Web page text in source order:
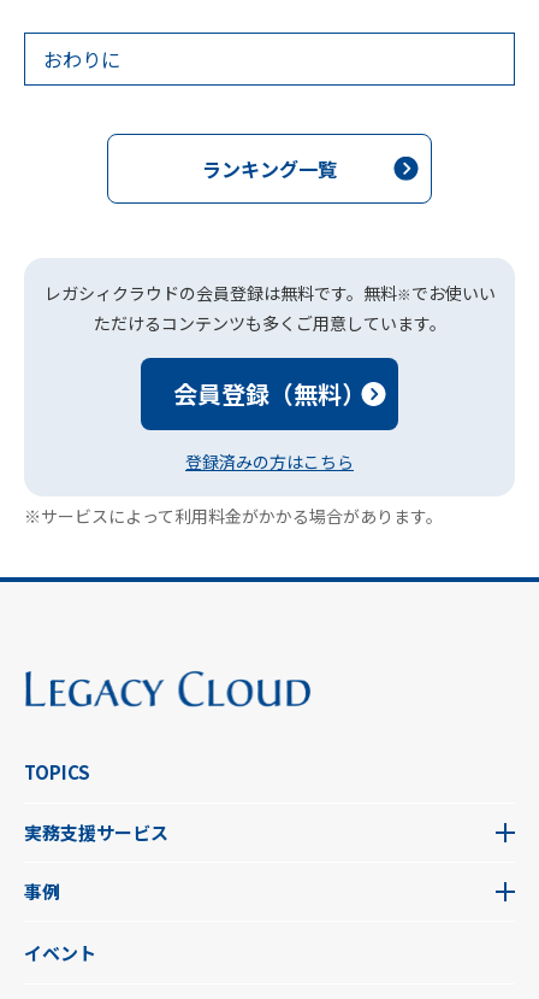
おわりに
ランキング一覧
レガシィクラウドの会員登録は無料です。無料※でお使いい
ただけるコンテンツも多くご用意しています。
会員登録（無料）
登録済みの方はこちら
※サービスによって利用料金がかかる場合があります。
TOPICS
実務支援サービス
事例
イベント